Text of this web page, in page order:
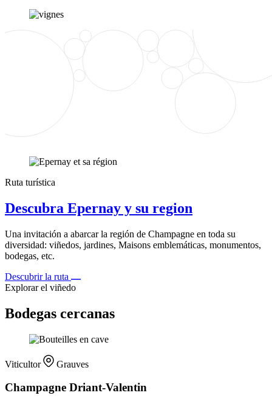
Ruta turística
Descubra Epernay y su region
Una invitación a abarcar la región de Champagne en toda su
diversidad: viñedos, jardines, Maisons emblemáticas, monumentos,
bodegas, etc.
Descubrir la ruta
Explorar el viñedo
Bodegas cercanas
Viticultor Grauves
Champagne Driant-Valentin